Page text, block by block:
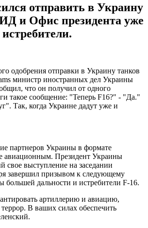
отправить в Украину
и Офис президента уже
одобрения отправки в Украину танков
министр иностранных дел Украины
что он получил от одного
такое сообщение: "Теперь F16?" - "Да."
Так, когда Украине дадут уже и
партнеров Украины в формате
авиационным. Президент Украины
свое выступление на заседании
завершил призывом к следующему
большей дальности и истребители F-16.
артиллерию и авиацию,
В ваших силах обеспечить